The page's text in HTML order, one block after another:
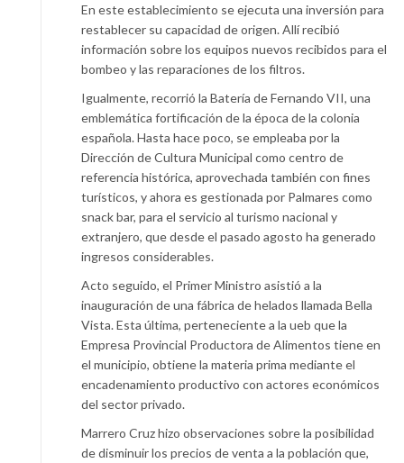
En este establecimiento se ejecuta una inversión para
restablecer su capacidad de origen. Allí recibió
información sobre los equipos nuevos recibidos para el
bombeo y las reparaciones de los filtros.
Igualmente, recorrió la Batería de Fernando VII, una
emblemática fortificación de la época de la colonia
española. Hasta hace poco, se empleaba por la
Dirección de Cultura Municipal como centro de
referencia histórica, aprovechada también con fines
turísticos, y ahora es gestionada por Palmares como
snack bar, para el servicio al turismo nacional y
extranjero, que desde el pasado agosto ha generado
ingresos considerables.
Acto seguido, el Primer Ministro asistió a la
inauguración de una fábrica de helados llamada Bella
Vista. Esta última, perteneciente a la ueb que la
Empresa Provincial Productora de Alimentos tiene en
el municipio, obtiene la materia prima mediante el
encadenamiento productivo con actores económicos
del sector privado.
Marrero Cruz hizo observaciones sobre la posibilidad
de disminuir los precios de venta a la población que,